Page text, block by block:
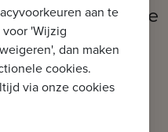
IMMAX Brugge
Brugge (Sint-
aan te
'Wijzig
dan maken
cookies.
via onze cookies